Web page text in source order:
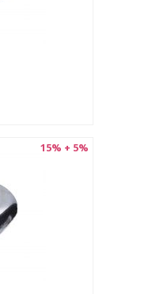
15% + 5%